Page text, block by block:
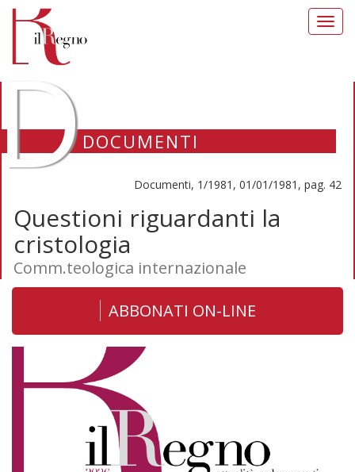
DOCUMENTI
Documenti, 1/1981, 01/01/1981, pag. 42
Questioni riguardanti la
cristologia
Comm.teologica internazionale
ABBONATI ON-LINE